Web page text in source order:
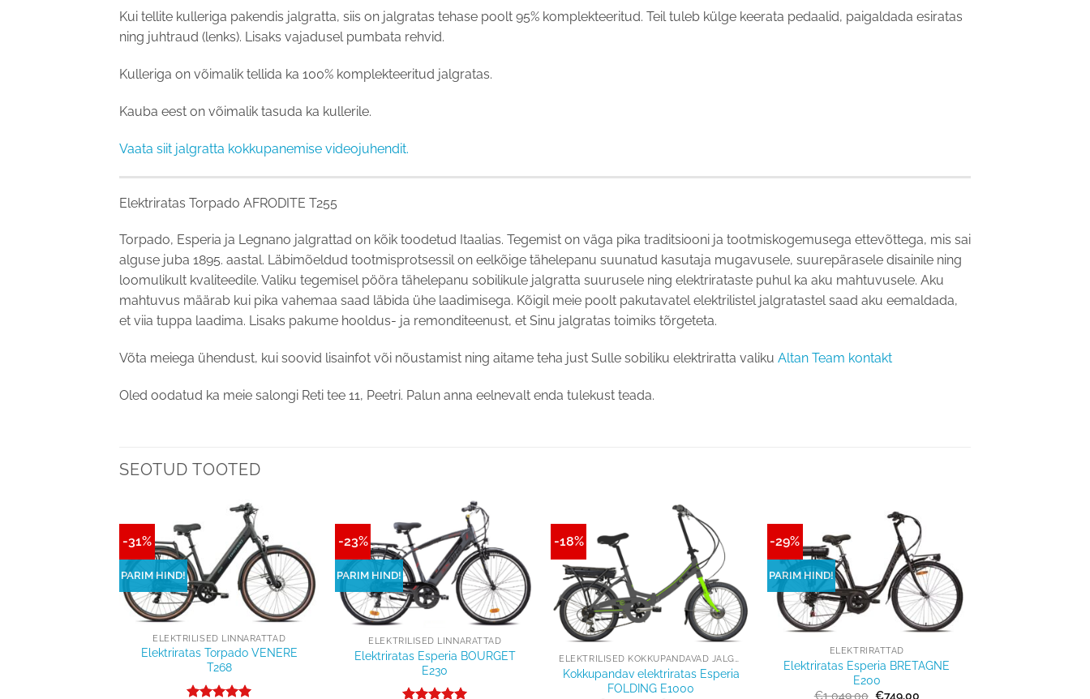
Kui tellite kulleriga pakendis jalgratta, siis on jalgratas tehase poolt 95% komplekteeritud. Teil tuleb külge keerata pedaalid, paigaldada esiratas
ning juhtraud (lenks). Lisaks vajadusel pumbata rehvid.
Kulleriga on võimalik tellida ka 100% komplekteeritud jalgratas.
Kauba eest on võimalik tasuda ka kullerile.
Vaata siit jalgratta kokkupanemise videojuhendit.
Elektriratas Torpado AFRODITE T255
Torpado, Esperia ja Legnano jalgrattad on kõik toodetud Itaalias. Tegemist on väga pika traditsiooni ja tootmiskogemusega ettevõttega, mis sai
alguse juba 1895. aastal. Läbimõeldud tootmisprotsessil on eelkõige tähelepanu suunatud kasutaja mugavusele, suurepärasele disainile ning
loomulikult kvaliteedile. Valiku tegemisel pööra tähelepanu sobilikule jalgratta suurusele ning elektrirataste puhul ka aku mahtuvusele. Aku
mahtuvus määrab kui pika vahemaa saad läbida ühe laadimisega. Kõigil meie poolt pakutavatel elektrilistel jalgratastel saad aku eemaldada,
et viia tuppa laadima. Lisaks pakume hooldus- ja remonditeenust, et Sinu jalgratas toimiks tõrgeteta.
Võta meiega ühendust, kui soovid lisainfot või nõustamist ning aitame teha just Sulle sobiliku elektriratta valiku Altan Team kontakt
Oled oodatud ka meie salongi Reti tee 11, Peetri. Palun anna eelnevalt enda tulekust teada.
SEOTUD TOOTED
-31%
PARIM HIND!
Lisa
võrdlusesse
+
ELEKTRILISED LINNARATTAD
Elektriratas Torpado VENERE
T268
-23%
PARIM HIND!
Lisa
võrdlusesse
+
ELEKTRILISED LINNARATTAD
Elektriratas Esperia BOURGET
E230
-18%
Lisa
võrdlusesse
+
ELEKTRILISED KOKKUPANDAVAD JALGRATTAD
Kokkupandav elektriratas Esperia
FOLDING E1000
-29%
PARIM HIND!
Lisa
võrdlusesse
+
ELEKTRIRATTAD
Elektriratas Esperia BRETAGNE
E200
€1 049,00 Algne
€749,00